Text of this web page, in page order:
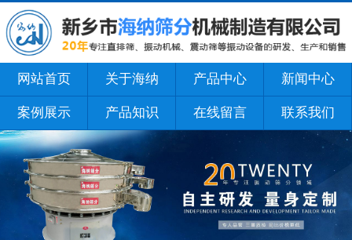
网站首页 关于海纳 产品中心 新闻中心
案例展示 产品知识 在线留言 联系我们